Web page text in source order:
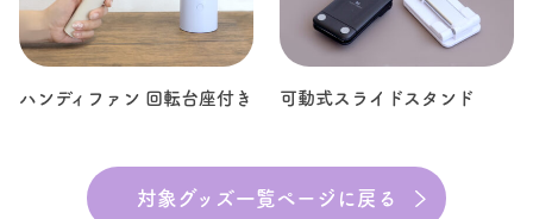
ハンディファン 回転台座付き 可動式スライドスタンド
対象グッズ一覧ページに戻る